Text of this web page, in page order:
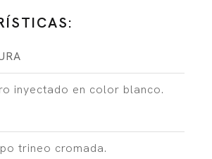
inyectado en color blanco.
trineo cromada.